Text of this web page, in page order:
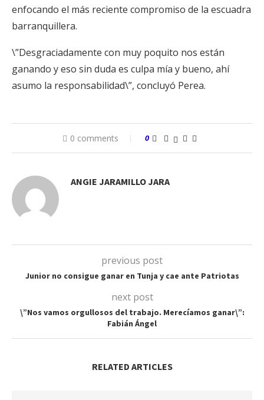
enfocando el más reciente compromiso de la escuadra
barranquillera.
\”Desgraciadamente con muy poquito nos están
ganando y eso sin duda es culpa mía y bueno, ahí
asumo la responsabilidad\”, concluyó Perea.
0 comments 0
ANGIE JARAMILLO JARA
previous post
Junior no consigue ganar en Tunja y cae ante Patriotas
next post
\”Nos vamos orgullosos del trabajo. Merecíamos ganar\”:
Fabián Ángel
RELATED ARTICLES